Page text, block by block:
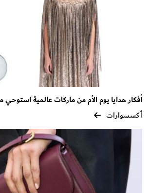
أفكار هدايا يوم الأم من ماركات عالمية استوحي
أكسسوارات